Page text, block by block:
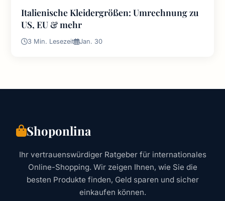
Italienische Kleidergrößen: Umrechnung zu
US, EU & mehr
3 Min. Lesezeit Jan. 30
Shoponlina
Ihr vertrauenswürdiger Ratgeber für internationales
Online-Shopping. Wir zeigen Ihnen, wie Sie die
besten Produkte finden, Geld sparen und sicher
einkaufen können.